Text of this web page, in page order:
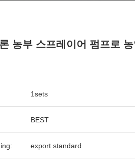
농부 스프레이어 펌프로
1sets
BEST
export standard